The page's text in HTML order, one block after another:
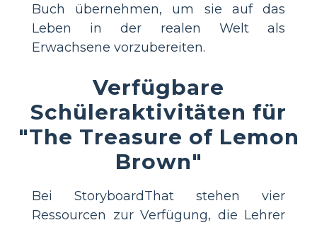
Buch übernehmen, um sie auf das
Leben in der realen Welt als
Erwachsene vorzubereiten.
Verfügbare
Schüleraktivitäten für
"The Treasure of Lemon
Brown"
Bei StoryboardThat stehen vier
Ressourcen zur Verfügung, die Lehrer